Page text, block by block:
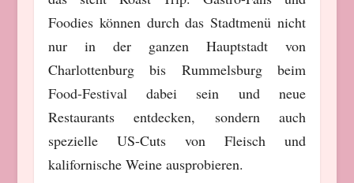
Foodies können durch das Stadtmenü nicht
nur in der ganzen Hauptstadt von
Charlottenburg bis Rummelsburg beim
Food-Festival dabei sein und neue
Restaurants entdecken, sondern auch
spezielle US-Cuts von Fleisch und
kalifornische Weine ausprobieren.